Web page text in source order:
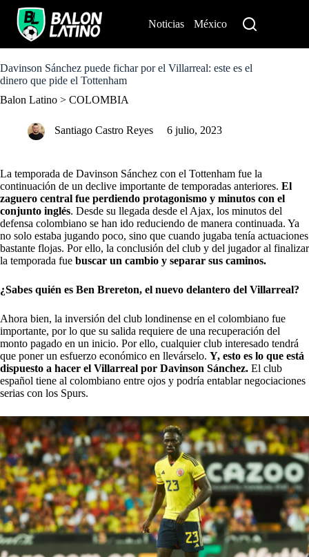
o
c
n
Noticias México
Davinson Sánchez puede fichar por el Villarreal: este es el
dinero que pide el Tottenham
Balon Latino > COLOMBIA
Santiago Castro Reyes 6 julio, 2023
La temporada de Davinson Sánchez con el Tottenham fue la
continuación de un declive importante de temporadas anteriores. El
zaguero central fue perdiendo protagonismo y minutos con el
conjunto inglés. Desde su llegada desde el Ajax, los minutos del
defensa colombiano se han ido reduciendo de manera continuada. Ya
no solo estaba jugando poco, sino que cuando jugaba tenía actuaciones
bastante flojas. Por ello, la conclusión del club y del jugador al finalizar
la temporada fue buscar un cambio y separar sus caminos.
¿Sabes quién es Ben Brereton, el nuevo delantero del Villarreal?
Ahora bien, la inversión del club londinense en el colombiano fue
importante, por lo que su salida requiere de una recuperación del
monto pagado en un inicio. Por ello, cualquier club interesado tendrá
que poner un esfuerzo económico en llevárselo. Y, esto es lo que está
dispuesto a hacer el Villarreal por Davinson Sánchez. El club
español tiene al colombiano entre ojos y podría entablar negociaciones
serias con los Spurs.